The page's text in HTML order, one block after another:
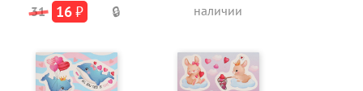
31 16₽ 🔒
наличии